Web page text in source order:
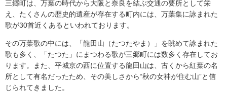
三郷町は、万葉の時代から大阪と奈良を結ぶ交通の要所として栄
え、たくさんの歴史的遺産が存在する町内には、万葉集に詠まれた
歌が30首近くあるといわれております。
その万葉歌の中には、「龍田山（たつたやま）」を眺めて詠まれた
歌も多く、「たつた」にまつわる歌が三郷町には数多く存在してお
ります。また、平城京の西に位置する龍田山は、古くから紅葉の名
所として有名だったため、その美しさから“秋の女神が住む山”と信
じられてきました。